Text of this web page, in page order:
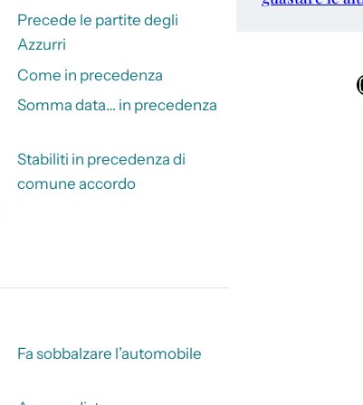
Precede le partite degli
Azzurri
Come in precedenza
Somma data… in precedenza
Stabiliti in precedenza di
comune accordo
Fa sobbalzare l’automobile